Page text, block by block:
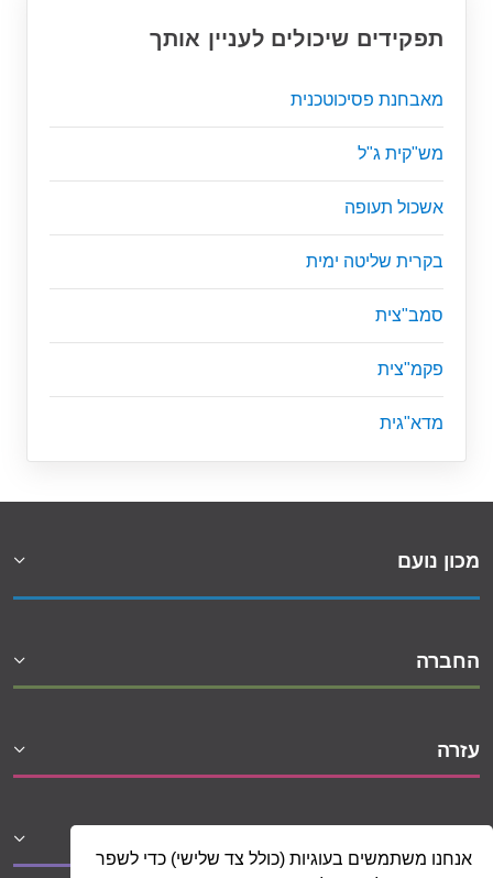
אנחנו משתמשים בעוגיות (כולל צד שלישי) כדי לשפר
תפקידים שיכולים לעניין אותך
מאבחנת פסיכוטכנית
מש"קית ג"ל
אשכול תעופה
בקרית שליטה ימית
סמב"צית
פקמ"צית
מדא"גית
מכון נועם
החברה
עזרה